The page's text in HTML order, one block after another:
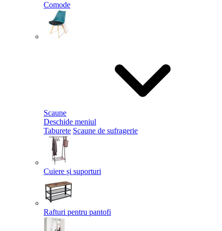
Comode
Scaune
Deschide meniul
Taburete Scaune de sufragerie
Cuiere și suporturi
Rafturi pentru pantofi